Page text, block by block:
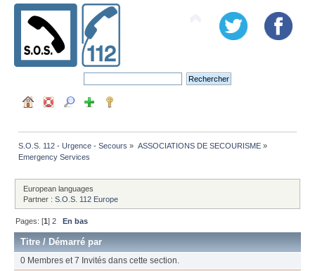
S.O.S. 112 - Urgence - Secours » ASSOCIATIONS DE SECOURISME»
Emergency Services
European languages
Partner :S.O.S. 112 Europe
Pages: [1]2 En bas
Titre / Démarré par
0 Membres et 7 Invités dans cette section.